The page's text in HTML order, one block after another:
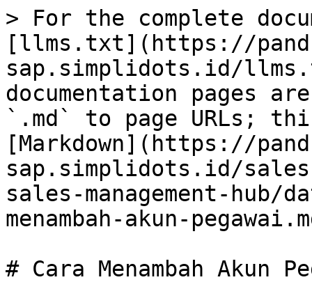
> For the complete
[llms.txt](https://
sap.simplidots.id/
documentation pages
`.md` to page URLs;
[Markdown](https://
sap.simplidots.id/
sales-management-hub/
menambah-akun-
# Cara Menambah Akun